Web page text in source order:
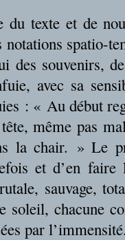
du texte et de
notations
des souvenirs,
avec sa
: « Au début
même pas
la chair. » Le
et d’en
sauvage,
soleil, chacune
par